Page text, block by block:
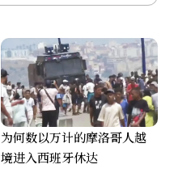
为何数以万计的摩洛哥人越
境进入西班牙休达